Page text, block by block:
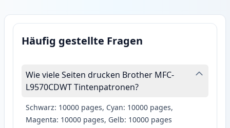
Häufig gestellte Fragen
Wie viele Seiten drucken Brother MFC-
L9570CDWT Tintenpatronen?
Schwarz: 10000 pages, Cyan: 10000 pages,
Magenta: 10000 pages, Gelb: 10000 pages